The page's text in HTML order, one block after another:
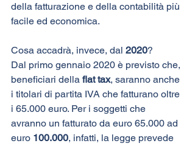
della fatturazione e della contabilità più
facile ed economica.
Cosa accadrà, invece, dal 2020?
Dal primo gennaio 2020 è previsto che,
beneficiari della flat tax, saranno anche
i titolari di partita IVA che fatturano oltre
i 65.000 euro. Per i soggetti che
avranno un fatturato da euro 65.000 ad
euro 100.000, infatti, la legge prevede